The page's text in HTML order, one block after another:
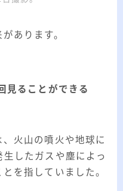
あります。
見ることができる
火山の噴火や地球に
したガスや塵によっ
を指していました。